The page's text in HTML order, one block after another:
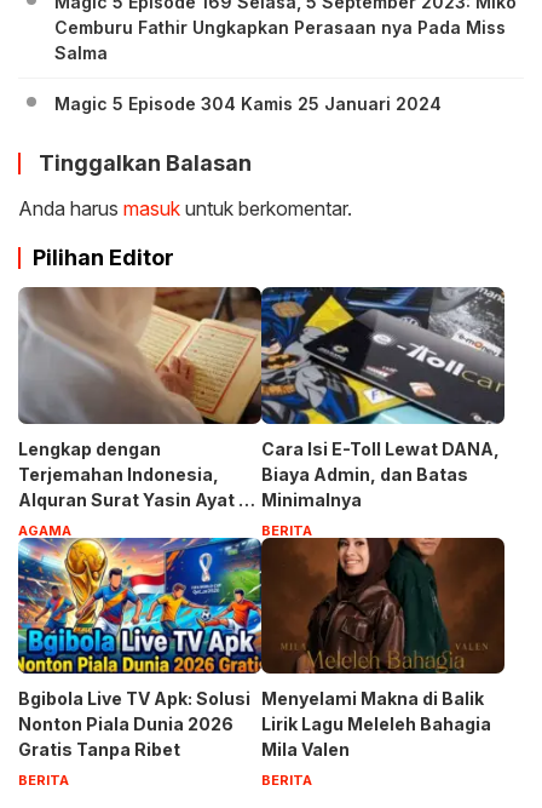
Cemburu Fathir Ungkapkan Perasaan nya Pada Miss
Salma
Magic 5 Episode 304 Kamis 25 Januari 2024
Tinggalkan Balasan
Anda harus masuk untuk berkomentar.
Pilihan Editor
Lengkap dengan
Terjemahan Indonesia,
Alquran Surat Yasin Ayat 1-
83
AGAMA
Cara Isi E-Toll Lewat DANA,
Biaya Admin, dan Batas
Minimalnya
BERITA
Bgibola Live TV Apk: Solusi
Nonton Piala Dunia 2026
Gratis Tanpa Ribet
BERITA
Menyelami Makna di Balik
Lirik Lagu Meleleh Bahagia
Mila Valen
BERITA